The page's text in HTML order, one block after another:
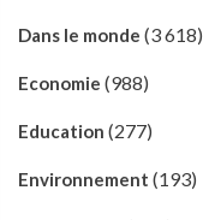
Dans le monde (3 618)
Economie (988)
Education (277)
Environnement (193)